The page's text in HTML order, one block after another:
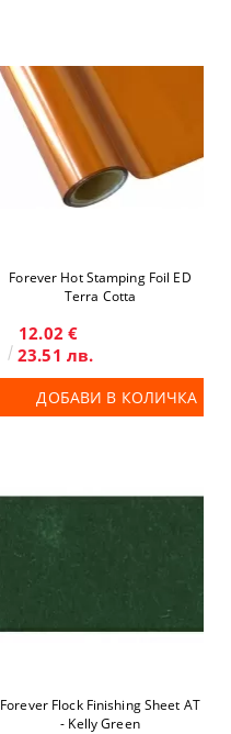
Forever Hot Stamping Foil ED
Terra Cotta
12.02 €
23.51 лв.
ДОБАВИ В КОЛИЧКА
Forever Flock Finishing Sheet AT
- Kelly Green